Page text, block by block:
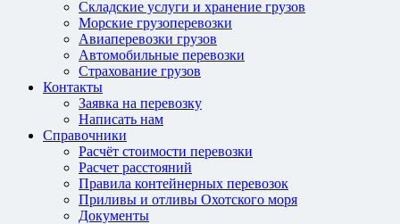
Складские услуги и хранение грузов
Морские грузоперевозки
Авиаперевозки грузов
Автомобильные перевозки
Страхование грузов
Контакты
Заявка на перевозку
Написать нам
Справочники
Расчёт стоимости перевозки
Расчет расстояний
Правила контейнерных перевозок
Приливы и отливы Охотского моря
Документы